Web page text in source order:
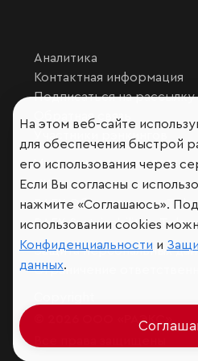
Аналитика
Контактная информация
Подписаться на рассылку
Обратная связь
Участники рэнкингов
Мы в социальных сетях и
VK
RAEX Образование –
RAEX Sustainability –
Защита персональных
Ограничение
© 2026 ООО «РАЭКС»
На этом веб-сайте
для обеспечения быстрой
его использования через
Если Вы согласны с
нажмите «Соглашаюсь».
использовании cookies
Конфиденциальности и
данных.